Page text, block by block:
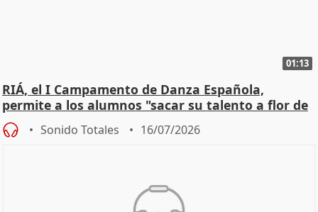
01:13
RIÁ, el I Campamento de Danza Española,
permite a los alumnos "sacar su talento a flor de
piel"
Sonido Totales 16/07/2026